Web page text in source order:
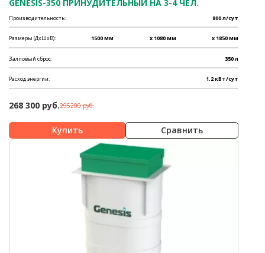
GENESIS-350 ПРИНУДИТЕЛЬНЫЙ НА 3-4 ЧЕЛ.
Производительность: 800 л/сут
Размеры (ДхШхВ): 1500 мм x 1080 мм x 1850 мм
Залповый сброс: 350 л
Расход энергии: 1.2 кВт/сут
268 300 руб.295200 руб.
Сравнить